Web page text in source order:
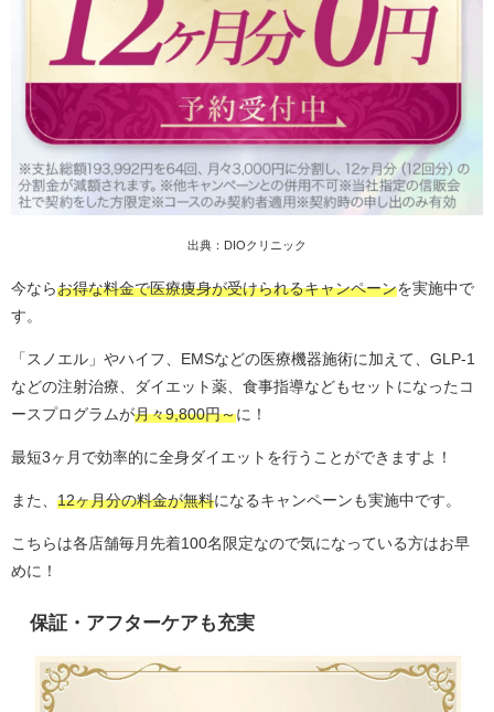
出典：DIOクリニック
今ならお得な料金で医療痩身が受けられるキャンペーンを実施中で
す。
「スノエル」やハイフ、EMSなどの医療機器施術に加えて、GLP-1
などの注射治療、ダイエット薬、食事指導などもセットになったコ
ースプログラムが月々9,800円～に！
最短3ヶ月で効率的に全身ダイエットを行うことができますよ！
また、 12ヶ月分の料金が無料になるキャンペーンも実施中です。
こちらは各店舗毎月先着100名限定なので気になっている方はお早
めに！
保証・アフターケアも充実